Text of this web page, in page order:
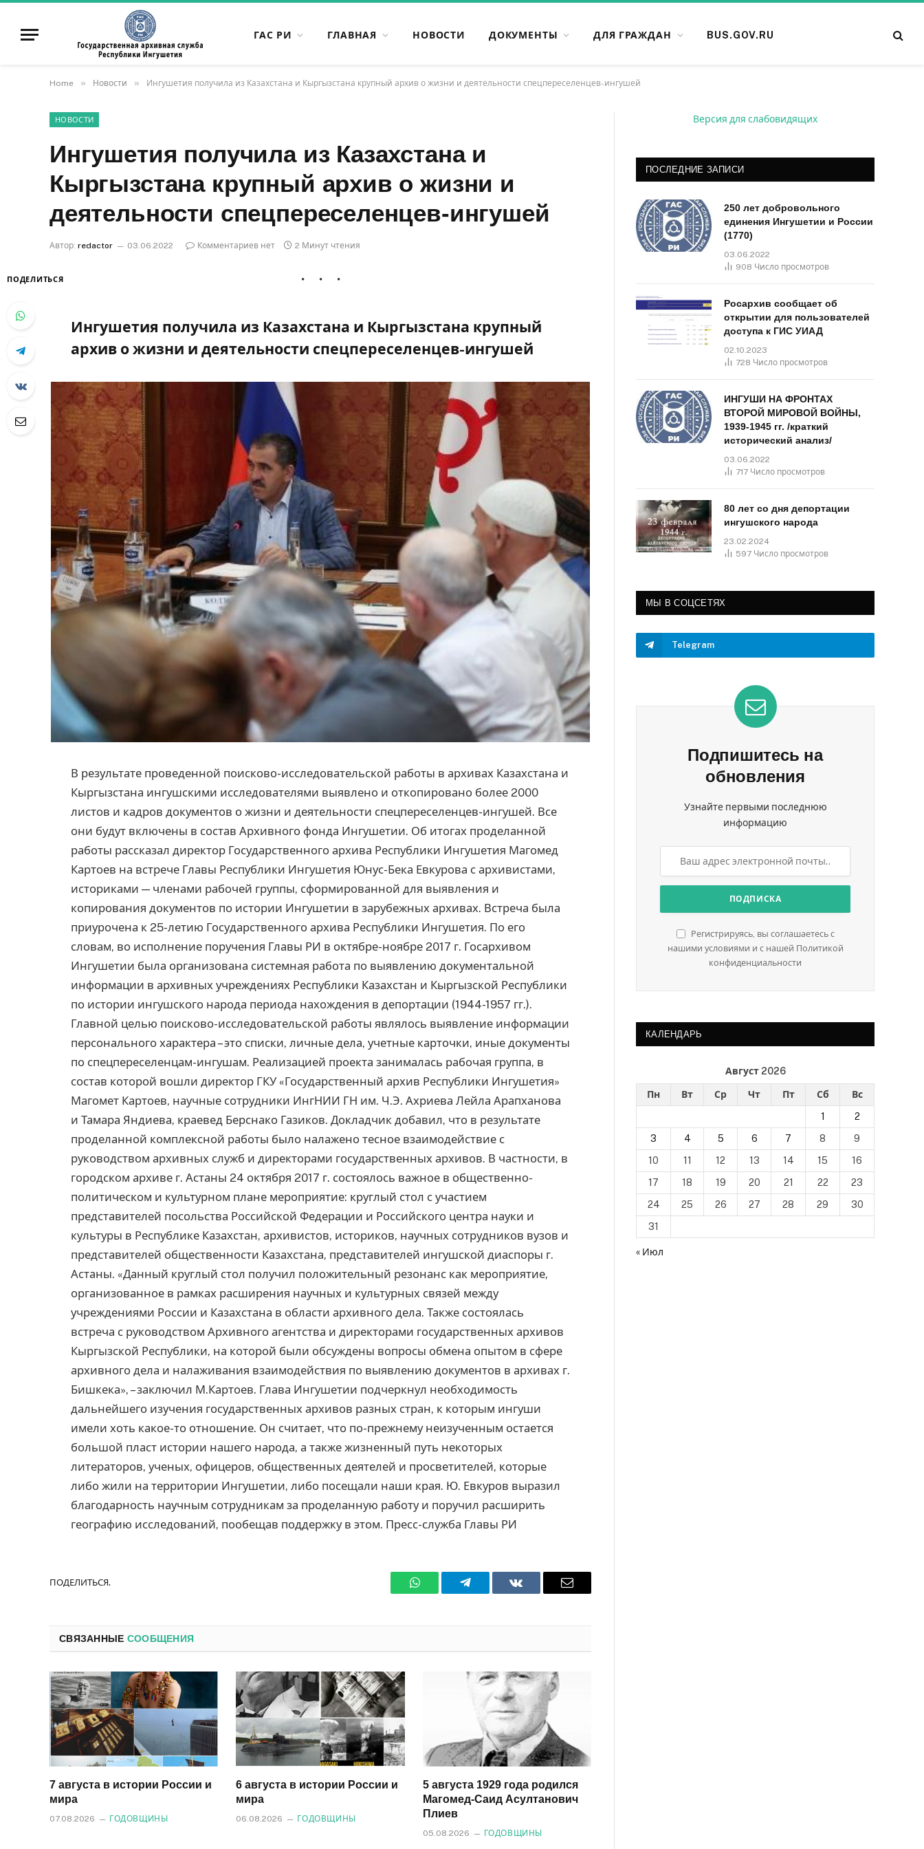
ГАС РИ ГЛАВНАЯ НОВОСТИ ДОКУМЕНТЫ ДЛЯ ГРАЖДАН BUS.GOV.RU
Home » Новости » Ингушетия получила из Казахстана и Кыргызстана крупный архив о жизни и деятельности спецпереселенцев-ингушей
НОВОСТИ
Ингушетия получила из Казахстана и
Кыргызстана крупный архив о жизни и
деятельности спецпереселенцев-ингушей
Автор: redactor 03.06.2022 Комментариев нет 2 Минут чтения
ПОДЕЛИТЬСЯ
Ингушетия получила из Казахстана и Кыргызстана крупный
архив о жизни и деятельности спецпереселенцев-ингушей
В результате проведенной поисково-исследовательской работы в архивах Казахстана и
Кыргызстана ингушскими исследователями выявлено и откопировано более 2000
листов и кадров документов о жизни и деятельности спецпереселенцев-ингушей. Все
они будут включены в состав Архивного фонда Ингушетии. Об итогах проделанной
работы рассказал директор Государственного архива Республики Ингушетия Магомед
Картоев на встрече Главы Республики Ингушетия Юнус-Бека Евкурова с архивистами,
историками — членами рабочей группы, сформированной для выявления и
копирования документов по истории Ингушетии в зарубежных архивах. Встреча была
приурочена к 25-летию Государственного архива Республики Ингушетия. По его
словам, во исполнение поручения Главы РИ в октябре-ноябре 2017 г. Госархивом
Ингушетии была организована системная работа по выявлению документальной
информации в архивных учреждениях Республики Казахстан и Кыргызской Республики
по истории ингушского народа периода нахождения в депортации (1944-1957 гг.).
Главной целью поисково-исследовательской работы являлось выявление информации
персонального характера – это списки, личные дела, учетные карточки, иные документы
по спецпереселенцам-ингушам. Реализацией проекта занималась рабочая группа, в
состав которой вошли директор ГКУ «Государственный архив Республики Ингушетия»
Магомет Картоев, научные сотрудники ИнгНИИ ГН им. Ч.Э. Ахриева Лейла Арапханова
и Тамара Яндиева, краевед Берснако Газиков. Докладчик добавил, что в результате
проделанной комплексной работы было налажено тесное взаимодействие с
руководством архивных служб и директорами государственных архивов. В частности, в
городском архиве г. Астаны 24 октября 2017 г. состоялось важное в общественно-
политическом и культурном плане мероприятие: круглый стол с участием
представителей посольства Российской Федерации и Российского центра науки и
культуры в Республике Казахстан, архивистов, историков, научных сотрудников вузов и
представителей общественности Казахстана, представителей ингушской диаспоры г.
Астаны. «Данный круглый стол получил положительный резонанс как мероприятие,
организованное в рамках расширения научных и культурных связей между
учреждениями России и Казахстана в области архивного дела. Также состоялась
встреча с руководством Архивного агентства и директорами государственных архивов
Кыргызской Республики, на которой были обсуждены вопросы обмена опытом в сфере
архивного дела и налаживания взаимодействия по выявлению документов в архивах г.
Бишкека», – заключил М.Картоев. Глава Ингушетии подчеркнул необходимость
дальнейшего изучения государственных архивов разных стран, к которым ингуши
имели хоть какое-то отношение. Он считает, что по-прежнему неизученным остается
большой пласт истории нашего народа, а также жизненный путь некоторых
литераторов, ученых, офицеров, общественных деятелей и просветителей, которые
либо жили на территории Ингушетии, либо посещали наши края. Ю. Евкуров выразил
благодарность научным сотрудникам за проделанную работу и поручил расширить
географию исследований, пообещав поддержку в этом. Пресс-служба Главы РИ
ПОДЕЛИТЬСЯ.
WhatsAppТелеграммВКонтактеЭлектронная
СВЯЗАННЫЕ СООБЩЕНИЯ
7 августа в истории России и
мира
07.08.2026 ГОДОВЩИНЫ
6 августа в истории России и
мира
06.08.2026 ГОДОВЩИНЫ
5 августа 1929 года родился
Магомед‑Саид Асултанович
Плиев
05.08.2026 ГОДОВЩИНЫ
Версия для слабовидящих
ПОСЛЕДНИЕ ЗАПИСИ
250 лет добровольного
единения Ингушетии и России
(1770)
03.06.2022
908 Число просмотров
Росархив сообщает об
открытии для пользователей
доступа к ГИС УИАД
02.10.2023
728 Число просмотров
ИНГУШИ НА ФРОНТАХ
ВТОРОЙ МИРОВОЙ ВОЙНЫ,
1939-1945 гг. /краткий
исторический анализ/
03.06.2022
717 Число просмотров
80 лет со дня депортации
ингушского народа
23.02.2024
597 Число просмотров
МЫ В СОЦСЕТЯХ
Telegram
Подпишитесь на
обновления
Узнайте первыми последнюю
информацию
Регистрируясь, вы соглашаетесь с
нашими условиями и с нашей Политикой
конфиденциальности
КАЛЕНДАРЬ
Август 2026
Пн Вт Ср Чт Пт Сб
Вс
1
2
3
4 5 6 7 8
9
10
11 12 13 14 15
16
17
18 19 20 21 22
23
24
25 26 27 28 29
30
31
« Июл